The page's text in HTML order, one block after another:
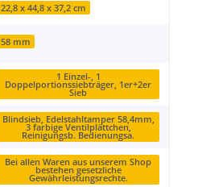
22,8 x 44,8 x 37,2 cm
58 mm
1 Einzel-, 1
Doppelportionssiebträger, 1er+2er
Sieb
Blindsieb, Edelstahltamper 58,4mm,
3 farbige Ventilplättchen,
Reinigungsb. Bedienungsa.
Bei allen Waren aus unserem Shop
bestehen gesetzliche
Gewährleistungsrechte.